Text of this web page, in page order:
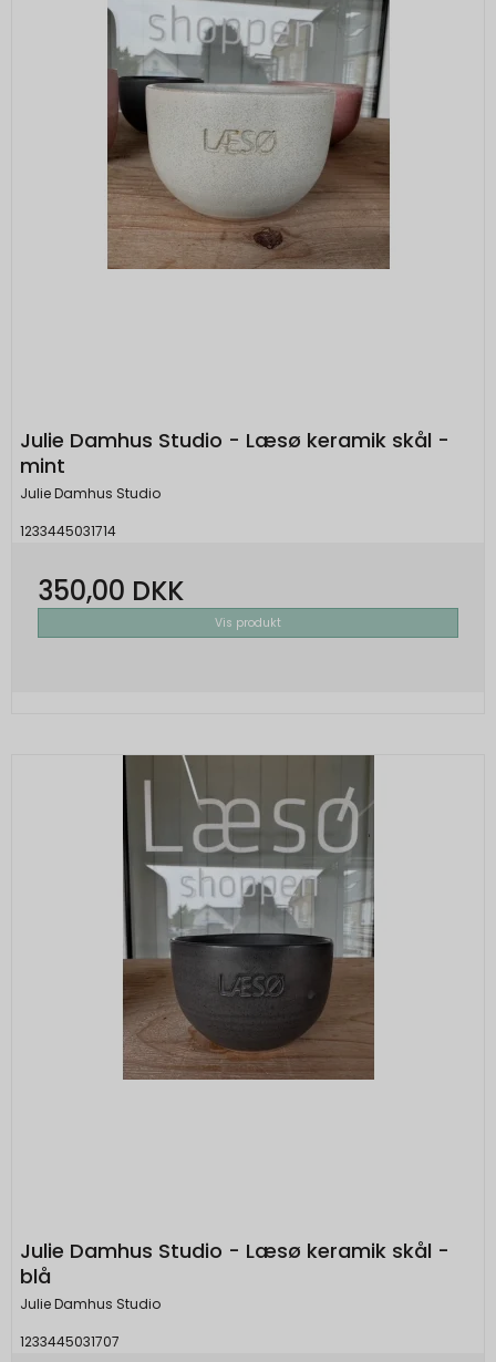
Julie Damhus Studio - Læsø keramik skål -
mint
Julie Damhus Studio
1233445031714
350,00 DKK
Vis produkt
Julie Damhus Studio - Læsø keramik skål -
blå
Julie Damhus Studio
1233445031707